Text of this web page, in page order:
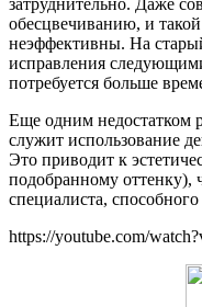
затруднительно. Даже
обесцвечиванию, и
неэффективны. На
исправления
потребуется больше
Еще одним недостатком
служит использование
Это приводит к
подобранному оттенку),
специалиста,
https://youtube.com/